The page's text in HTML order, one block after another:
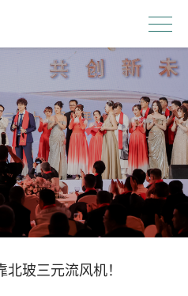
玻三元流风机！